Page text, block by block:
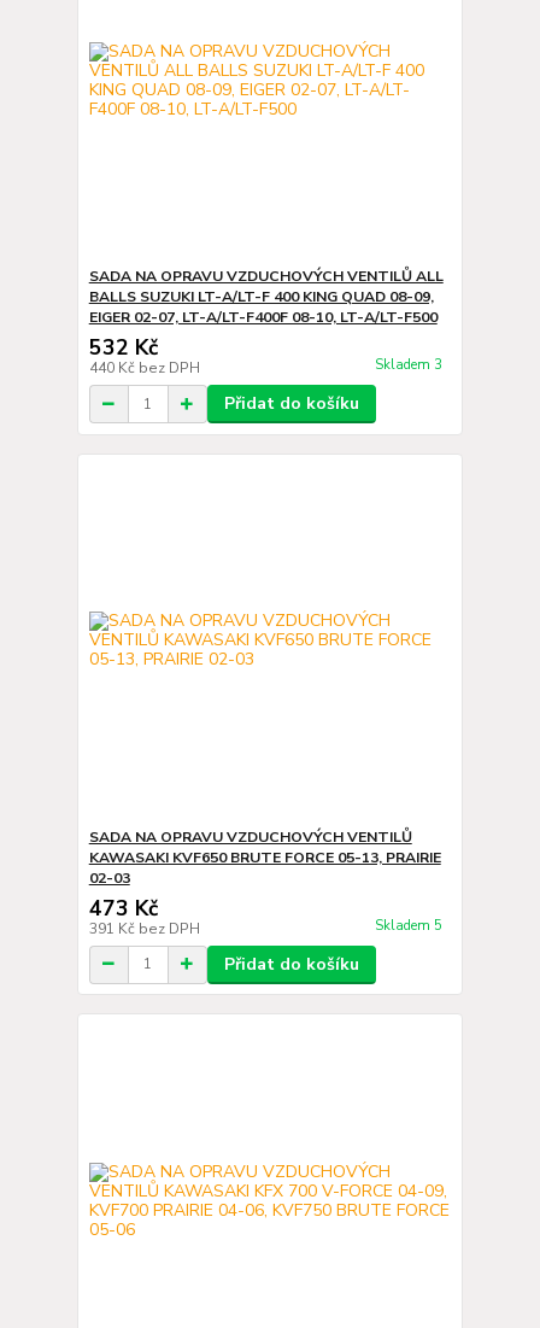
SADA NA OPRAVU VZDUCHOVÝCH VENTILŮ ALL
BALLS SUZUKI LT-A/LT-F 400 KING QUAD 08-09,
EIGER 02-07, LT-A/LT-F400F 08-10, LT-A/LT-F500
532 Kč
440 Kč bez DPH Skladem 3
Přidat do košíku
SADA NA OPRAVU VZDUCHOVÝCH VENTILŮ
KAWASAKI KVF650 BRUTE FORCE 05-13, PRAIRIE
02-03
473 Kč
391 Kč bez DPH Skladem 5
Přidat do košíku